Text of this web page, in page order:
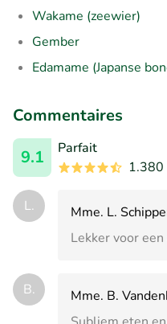
Wakame (zeewier)
Gember
Edamame (Japanse
Commentaires
9.1
Parfait
1.380
L.
Mme. L.
Lekker voor
B.
Mme. B.